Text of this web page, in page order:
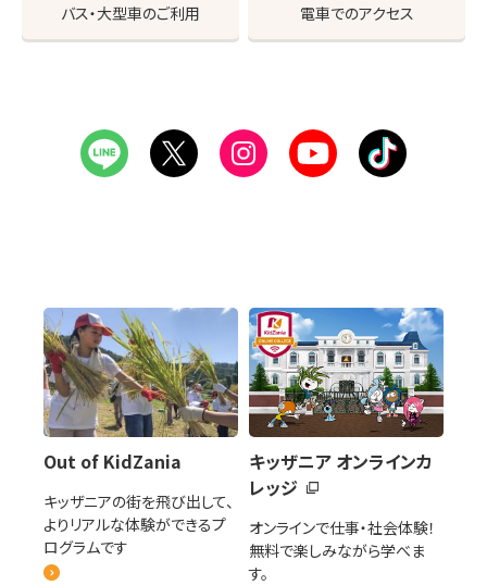
バス・大型車のご利用 電車でのアクセス
Out of KidZania
キッザニアの街を飛び出して、
よりリアルな体験ができるプ
ログラムです
キッザニア オンラインカ
レッジ
オンラインで仕事・社会体験！
無料で楽しみながら学べま
す。